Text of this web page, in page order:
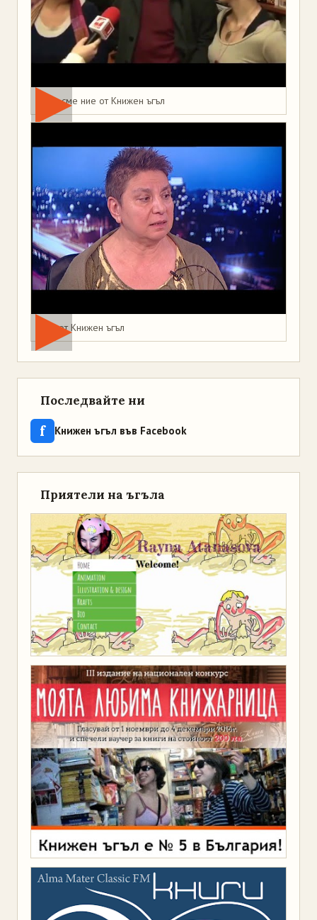
Това сме ние от Книжен ъгъл
Мая от Книжен ъгъл
Последвайте ни
f Книжен ъгъл във Facebook
Приятели на ъгъла